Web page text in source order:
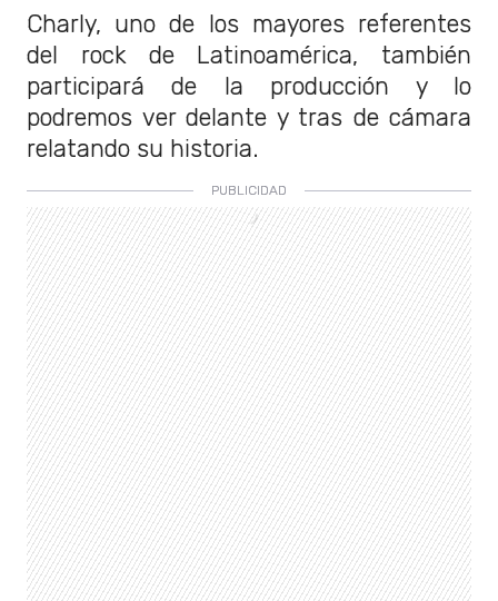
Charly, uno de los mayores referentes
del rock de Latinoamérica, también
participará de la producción y lo
podremos ver delante y tras de cámara
relatando su historia.